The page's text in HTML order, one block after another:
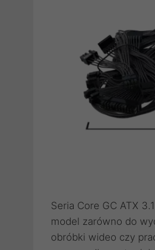
Seria Core GC ATX
model zarówno do
obróbki wideo czy